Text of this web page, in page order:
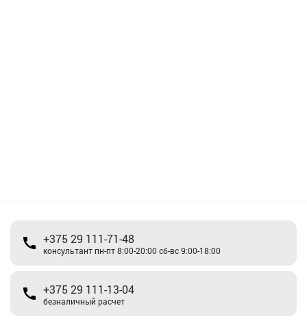
+375 29 111-71-48
консультант пн-пт 8:00-20:00 сб-вс 9:00-18:00
+375 29 111-13-04
безналичный расчет